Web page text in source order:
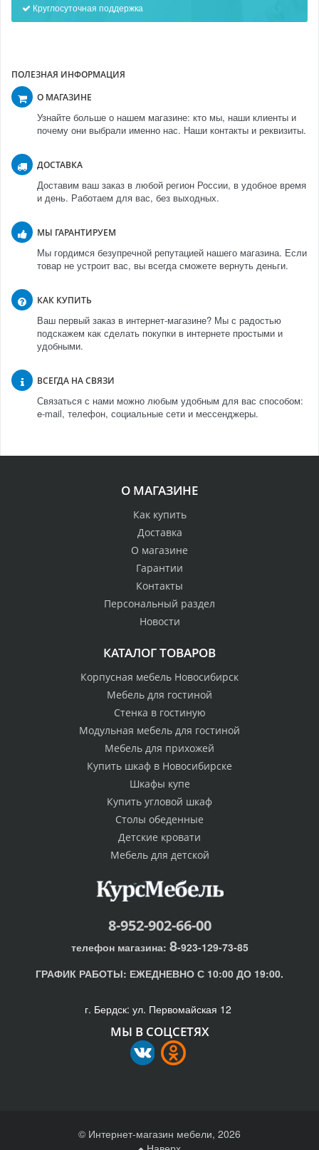
Круглосуточная поддержка
ПОЛЕЗНАЯ ИНФОРМАЦИЯ
О МАГАЗИНЕ
Узнайте больше о нашем магазине: кто мы, наши клиенты и
почему они выбрали именно нас. Наши контакты и реквизиты.
ДОСТАВКА
Доставим ваш заказ в любой регион России, в удобное время
и день. Работаем для вас, без выходных.
МЫ ГАРАНТИРУЕМ
Мы гордимся безупречной репутацией нашего магазина. Если
товар не устроит вас, вы всегда сможете вернуть деньги.
КАК КУПИТЬ
Ваш первый заказ в интернет-магазине? Мы с радостью
подскажем как сделать покупки в интернете простыми и
удобными.
ВСЕГДА НА СВЯЗИ
Связаться с нами можно любым удобным для вас способом:
e-mail, телефон, социальные сети и мессенджеры.
О МАГАЗИНЕ
Как купить
Доставка
О магазине
Гарантии
Контакты
Персональный раздел
Новости
КАТАЛОГ ТОВАРОВ
Корпусная мебель Новосибирск
Мебель для гостиной
Стенка в гостиную
Модульная мебель для гостиной
Мебель для прихожей
Купить шкаф в Новосибирске
Шкафы купе
Купить угловой шкаф
Столы обеденные
Детские кровати
Мебель для детской
8-952-902-66-00
телефон магазина: 8-923-129-73-85
ГРАФИК РАБОТЫ: ЕЖЕДНЕВНО С 10:00 ДО 19:00.
г. Бердск: ул. Первомайская 12
МЫ В СОЦСЕТЯХ
© Интернет-магазин мебели, 2026